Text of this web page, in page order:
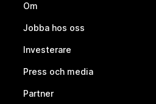
Om
Jobba hos oss
Investerare
Press och media
Partner